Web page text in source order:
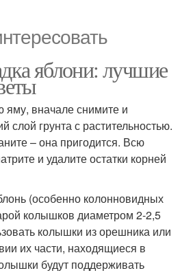
яблони: лучшие
вначале снимите и
слой грунта с растительностью.
– она пригодится. Всю
и удалите остатки корней
(особенно колонновидных
колышков диаметром 2-2,5
колышки из орешника или
их части, находящиеся в
будут поддерживать